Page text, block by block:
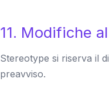
11. Modifiche
Stereotype si riserva il
preavviso.